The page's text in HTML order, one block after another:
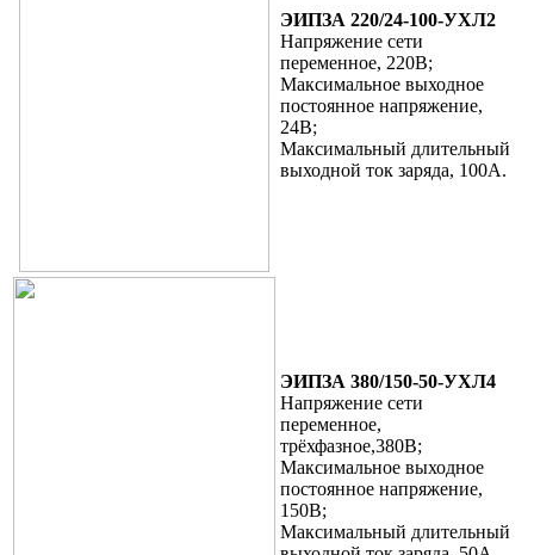
ЭИПЗА 220/24-100-УХЛ2
Напряжение сети
переменное, 220В;
Максимальное выходное
постоянное напряжение,
24В;
Максимальный длительный
выходной ток заряда, 100А.
ЭИПЗА 380/150-50-УХЛ4
Напряжение сети
переменное,
трёхфазное,380В;
Максимальное выходное
постоянное напряжение,
150В;
Максимальный длительный